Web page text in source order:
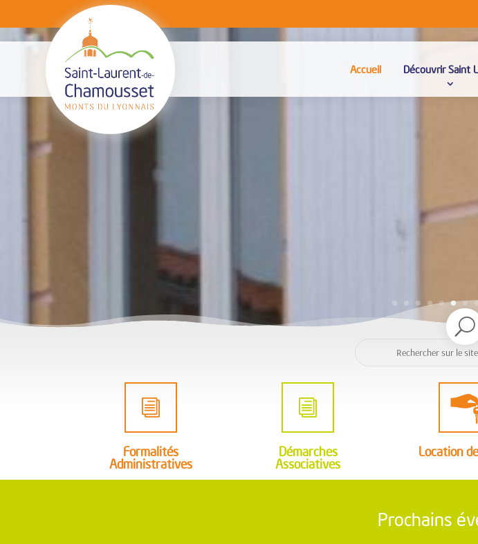
Accueil Découvrir Saint
U
i
Formalités
Administratives
i
Démarches
Associatives
A
Location
Prochains